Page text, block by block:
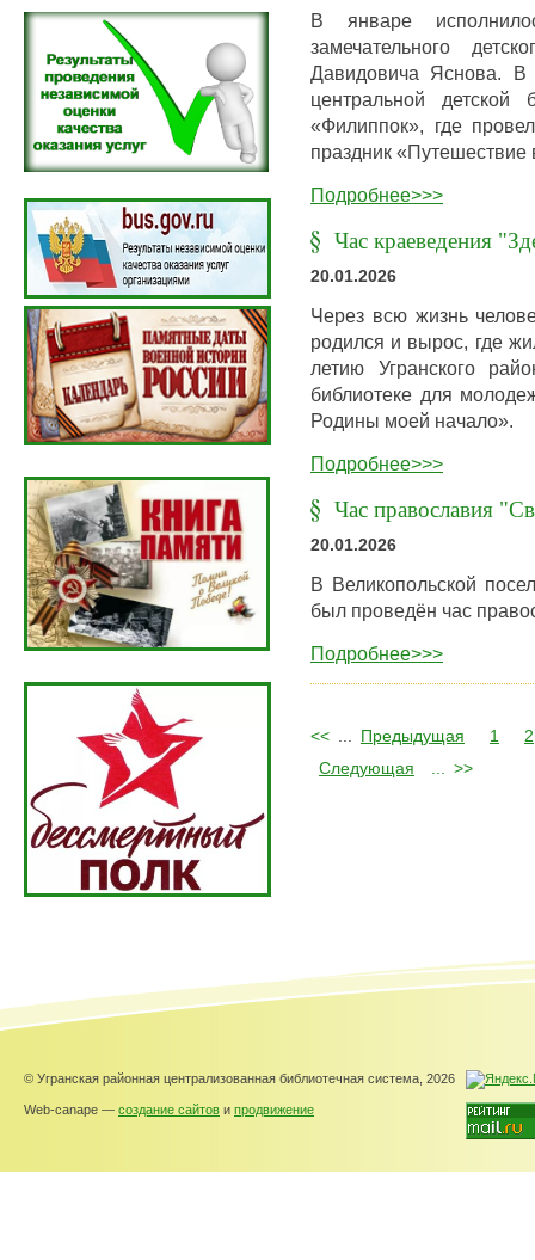
В январе
замечательного
Давидовича Яснова. В
центральной детской
«Филиппок», где
праздник «Путешествие
Подробнее>>>
Час краеведения
20.01.2026
Через всю жизнь
родился и вырос, где
летию Угранского
библиотеке для
Родины моей начало».
Подробнее>>>
Час православия
20.01.2026
В Великопольской
был проведён час
Подробнее>>>
<< Предыдущая 1
2
Следующая
>>
© Угранская районная централизованная библиотечная система, 2026
Web-canape — создание сайтов и продвижение